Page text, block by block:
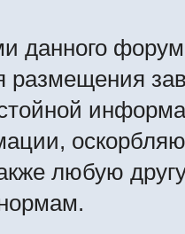
данного
любую